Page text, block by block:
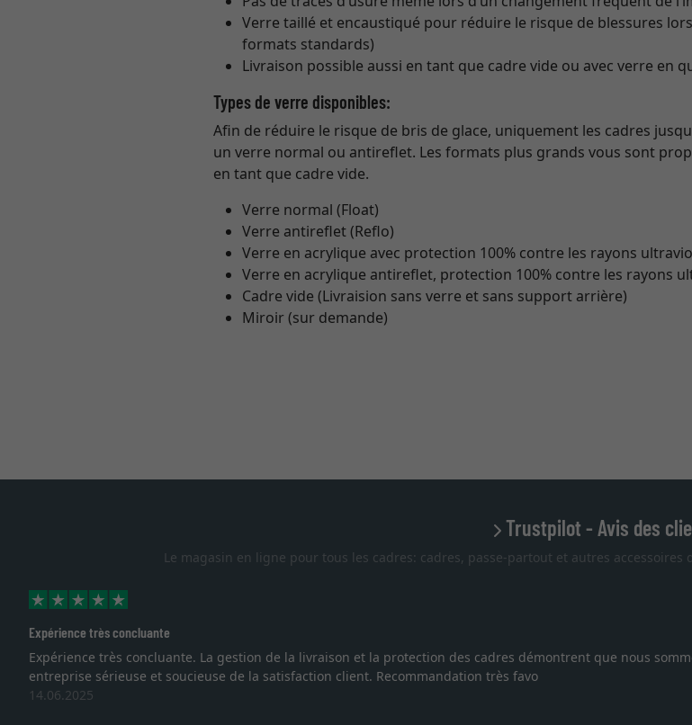
Verre taillé et encaustiqué pour réduire le risque de blessures
formats standards)
Livraison possible aussi en tant que cadre vide ou avec verre en
Types de verre disponibles:
Afin de réduire le risque de bris de glace, uniquement les cadres
un verre normal ou antireflet. Les formats plus grands vous sont
en tant que cadre vide.
Verre normal (Float)
Verre antireflet (Reflo)
Verre en acrylique avec protection 100% contre les rayons
Verre en acrylique antireflet, protection 100% contre les rayons
Cadre vide (Livraision sans verre et sans support arrière)
Miroir (sur demande)
Trustpilot - Avis des
Le magasin en ligne pour tous les cadres: cadres, passe-partout et autres
Expérience très concluante
Expérience très concluante. La gestion de la livraison et la protection des cadres démontrent que nous
entreprise sérieuse et soucieuse de la satisfaction client. Recommandation très favo
14.06.2025